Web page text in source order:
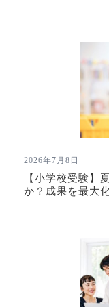
2026年7月8日
【小学校受験】
か？成果を最大